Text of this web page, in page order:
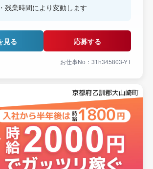
残業時間により変動します
見る 応募する
お仕事No：31h345803-YT